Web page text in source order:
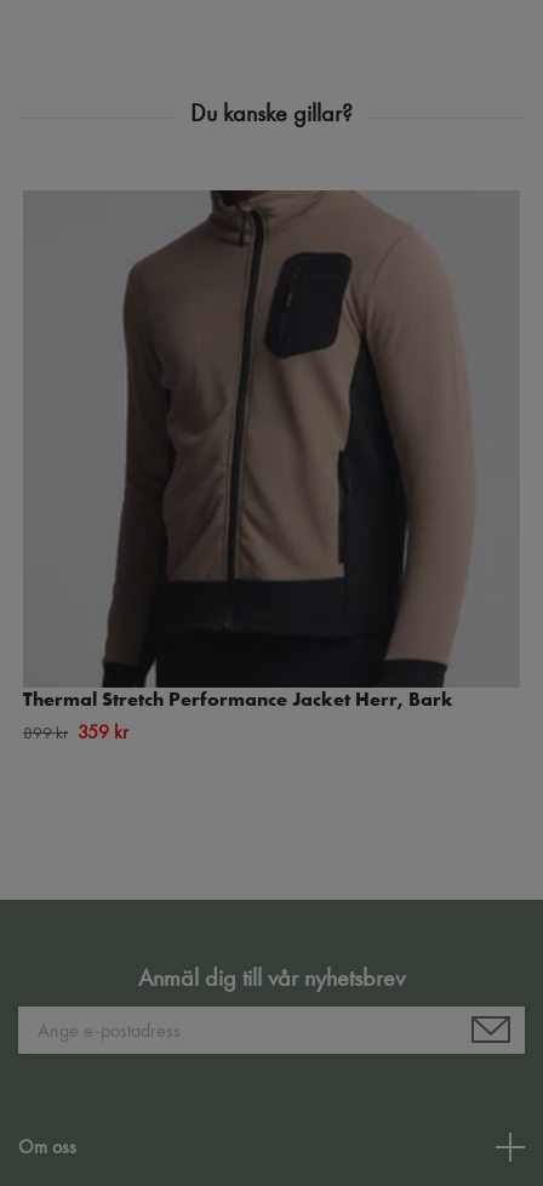
Thermal Stretch Performance Jacket Herr, Bark
899 kr 359 kr
Anmäl dig till vår nyhetsbrev
Om oss